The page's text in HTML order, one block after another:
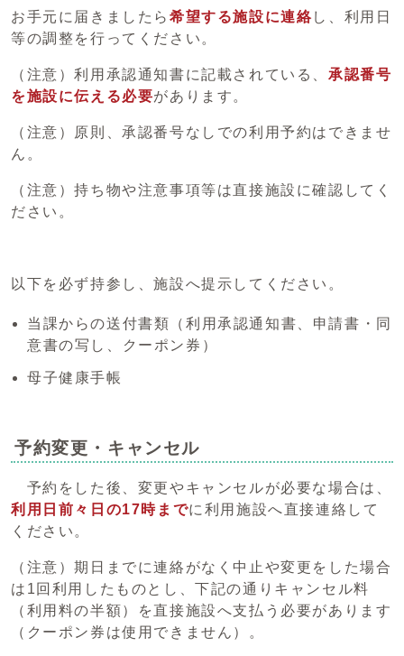
お手元に届きましたら 希望する施設に連絡し、利用日
等の調整を行ってください。
（注意）利用承認通知書に記載されている、 承認番号
を施設に伝える必要があります。
（注意）原則、承認番号なしでの利用予約はできませ
ん。
（注意）持ち物や注意事項等は直接施設に確認してく
ださい。
以下を必ず持参し、施設へ提示してください。
当課からの送付書類（利用承認通知書、申請書・同
意書の写し、クーポン券）
母子健康手帳
予約変更・キャンセル
予約をした後、変更やキャンセルが必要な場合は、
利用日前々日の17時までに利用施設へ直接連絡して
ください。
（注意）期日までに連絡がなく中止や変更をした場合
は1回利用したものとし、下記の通りキャンセル料
（利用料の半額）を直接施設へ支払う必要があります
（クーポン券は使用できません）。